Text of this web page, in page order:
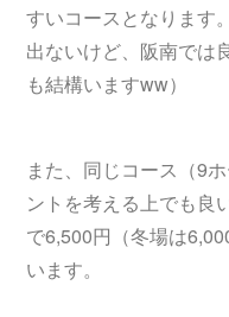
すいコースとなります
出ないけど、阪南では
も結構いますww）
また、同じコース（9
ントを考える上でも良
で6,500円（冬場は
います。